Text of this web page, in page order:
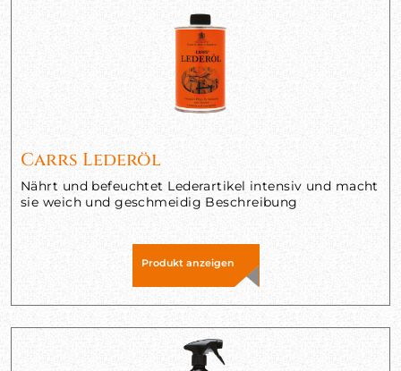
Carrs Lederöl
Nährt und befeuchtet Lederartikel intensiv und macht
sie weich und geschmeidig Beschreibung
Produkt anzeigen